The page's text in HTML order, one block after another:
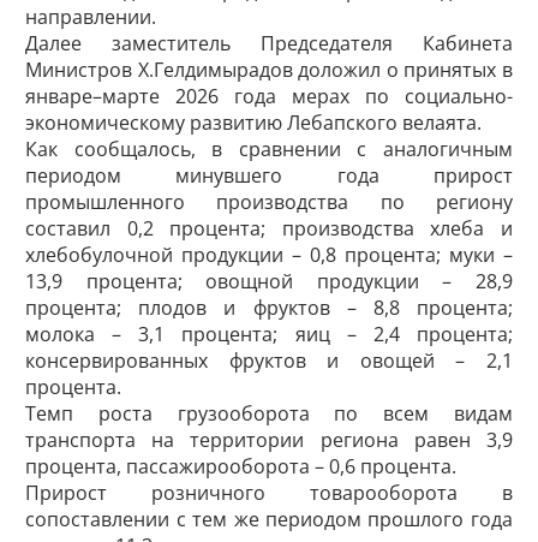
направлении.
Далее заместитель Председателя Кабинета
Министров Х.Гелдимырадов доложил о принятых в
январе–марте 2026 года мерах по социально-
экономическому развитию Лебапского велаята.
Как сообщалось, в сравнении с аналогичным
периодом минувшего года прирост
промышленного производства по региону
составил 0,2 процента; производства хлеба и
хлебобулочной продукции – 0,8 процента; муки –
13,9 процента; овощной продукции – 28,9
процента; плодов и фруктов – 8,8 процента;
молока – 3,1 процента; яиц – 2,4 процента;
консервированных фруктов и овощей – 2,1
процента.
Темп роста грузооборота по всем видам
транспорта на территории региона равен 3,9
процента, пассажирооборота – 0,6 процента.
Прирост розничного товарооборота в
сопоставлении с тем же периодом прошлого года